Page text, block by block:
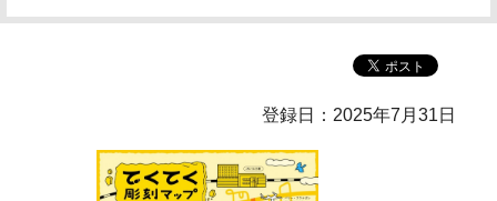
登録日：2025年7月31日